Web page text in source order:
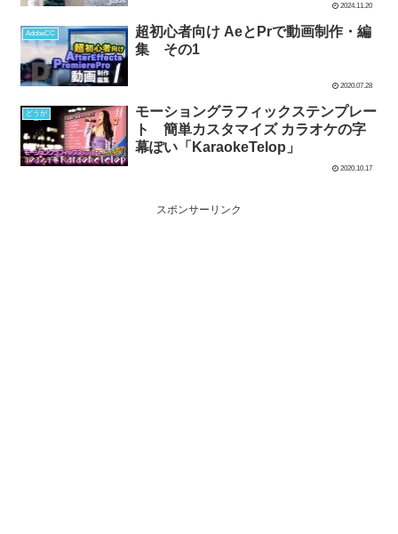
2024.11.20
AdobeCC
超初心者向け AeとPrで動画制作・編
集 その1
2020.07.28
どうが
モーショングラフィックステンプレー
ト 簡単カスタマイズ カラオケの字
幕ぽい「KaraokeTelop」
2020.10.17
スポンサーリンク